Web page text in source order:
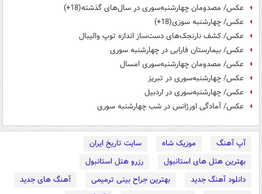
عکس/ مصدومان چهارشنبه‌سوری در سال‌های گذشته(18+)
عکس/ چهارشنبه سوزی(18+)
عکس/ کشف نارنجک‌های دست‌ساز اندازه توپ والیبال
عکس/ بیمارستان فارابی در چهارشنبه سوری
عکس/ مصدومان چهارشنبه‌سوری امسال
عکس/ چهارشنبه‌سوری در تبریز
عکس/ چهارشنبه‌سوری در اردبیل
عکس/ آمادگی اورژانس در شب چهارشنبه سوری
آپ آهنگ موزیک شاه
سایت تاریخ ایران
بهترین هتل های استانبول
رزرو هتل استانبول
دانلود آهنگ جدید
بهترین جراح بینی ترمیمی
آهنگ های جدید